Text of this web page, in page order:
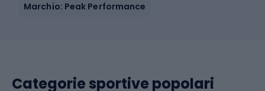
Marchio: Peak Performance
Categorie sportive popolari